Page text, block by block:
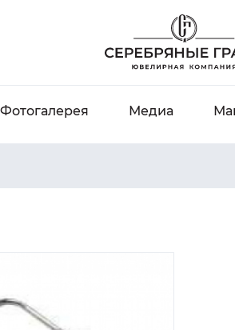
Фотогалерея Медиа